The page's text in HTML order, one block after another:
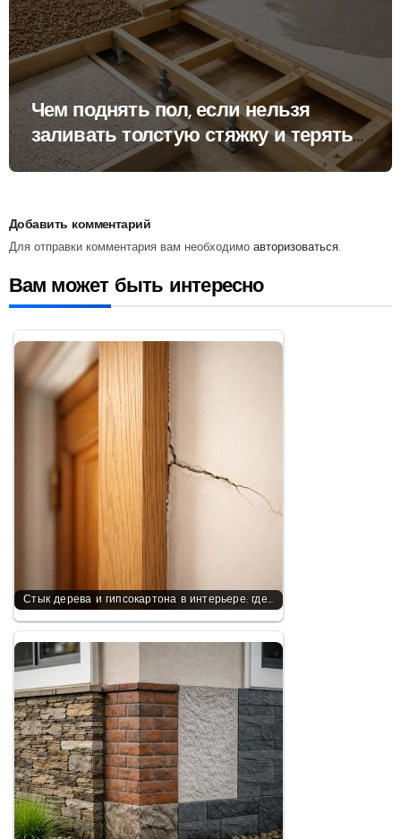
Чем поднять пол, если нельзя
заливать толстую стяжку и терять
высоту помещения
Добавить комментарий
Для отправки комментария вам необходимо авторизоваться.
Вам может быть интересно
Стык дерева и гипсокартона в интерьере: где…